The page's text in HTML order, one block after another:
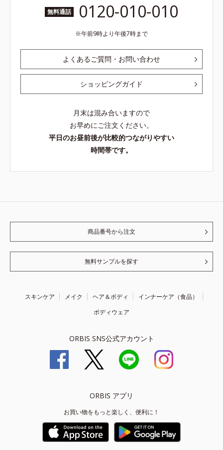
無料通話 0120-010-010
午前9時より午後7時まで
よくあるご質問・お問い合わせ
ショッピングガイド
月末は混み合いますので
お早めにご注文ください。
平日のお昼前後が比較的つながりやすい
時間帯です。
商品番号から注文
無料サンプルを探す
スキンケア メイク ヘア＆ボディ
インナーケア（食品）
ボディウェア
ORBIS SNS公式アカウント
ORBIS アプリ
お買い物をもっと楽しく、便利に！